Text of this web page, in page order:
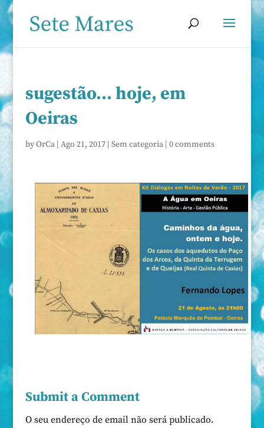
sugestão… hoje, em
Oeiras
byOrCa| Ago 21, 2017| Sem categoria| 0 comments
Submit a Comment
O seu endereço de email não será publicado.